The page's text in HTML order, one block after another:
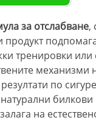
за отслабване,
тренировки или
механизми
по
билкови
на